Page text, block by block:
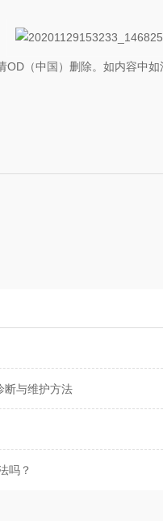
（中国）删除。如内容中
断与维护方法
吗？